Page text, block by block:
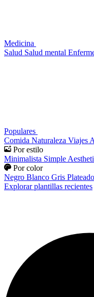
Medicina
Salud Salud mental
Populares
Comida Naturaleza Viajes
Por estilo
Minimalista Simple
Por color
Negro Blanco Gris Plateado
Explorar plantillas recientes